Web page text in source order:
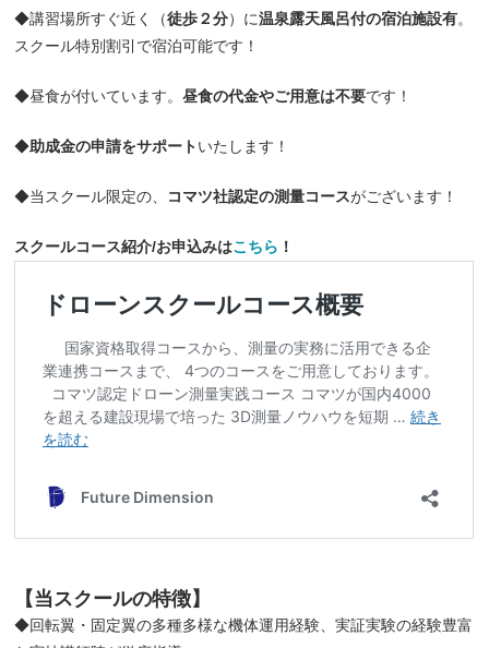
◆講習場所すぐ近く（徒歩２分）に温泉露天風呂付の宿泊施設有。
スクール特別割引で宿泊可能です！
◆昼食が付いています。昼食の代金やご用意は不要です！
◆助成金の申請をサポートいたします！
◆当スクール限定の、 コマツ社認定の測量コースがございます！
スクールコース紹介/お申込みはこちら ！
【当スクールの特徴】
◆回転翼・固定翼の多種多様な機体運用経験、実証実験の経験豊富